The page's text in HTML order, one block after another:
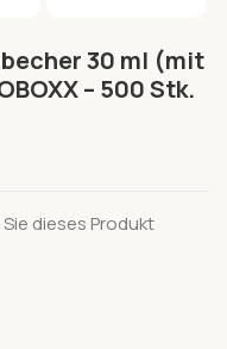
30 ml (mit
– 500 Stk.
dieses Produkt